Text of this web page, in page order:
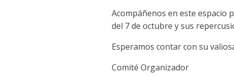
Acompáñenos en este espacio
del 7 de octubre y sus
Esperamos contar con su
Comité Organizador